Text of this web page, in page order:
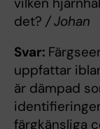
det? / Johan
Svar:
uppfattar
är dämpad
färgkänsliga